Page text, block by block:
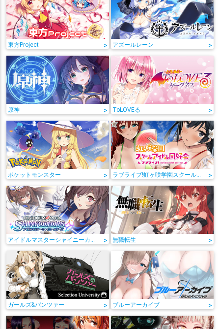
東方Project > アズールレーン >
原神 > ToLOVEる >
ポケットモンスター > >
> 無職転生 >
ガールズ&パンツァー > ブルーアーカイブ >